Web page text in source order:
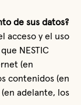
de sus datos?
acceso y el uso
NESTIC
(en
contenidos (en
adelante, los